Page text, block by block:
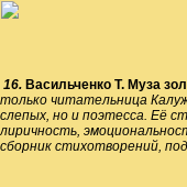
16. Васильченко Т. Муза
только читательница
слепых, но и поэтесса. Её
лиричность,
сборник стихотворений,